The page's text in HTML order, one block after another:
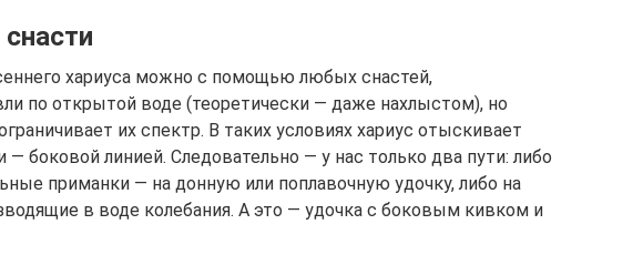
хариуса можно с помощью любых снастей,
по открытой воде (теоретически — даже нахлыстом), но
их спектр. В таких условиях хариус отыскивает
— боковой линией. Следовательно — у нас только два пути: либо
приманки — на донную или поплавочную удочку, либо на
в воде колебания. А это — удочка с боковым кивком и